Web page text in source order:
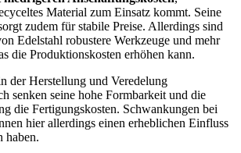
Material zum Einsatz kommt. Seine
zudem für stabile Preise. Allerdings sind
Edelstahl robustere Werkzeuge und mehr
die Produktionskosten erhöhen kann.
der Herstellung und Veredelung
senken seine hohe Formbarkeit und die
die Fertigungskosten. Schwankungen bei
hier allerdings einen erheblichen Einfluss
haben.